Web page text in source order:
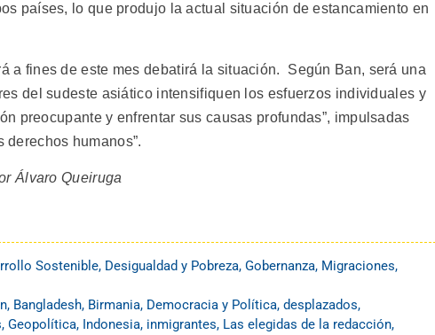
países, lo que produjo la actual situación de estancamiento en
a fines de este mes debatirá la situación. Según Ban, será una
del sudeste asiático intensifiquen los esfuerzos individuales y
preocupante y enfrentar sus causas profundas”, impulsadas
derechos humanos”.
Álvaro Queiruga
Sostenible, Desigualdad y Pobreza, Gobernanza, Migraciones,
, Bangladesh, Birmania, Democracia y Política, desplazados,
, Geopolítica, Indonesia, inmigrantes, Las elegidas de la redacción,